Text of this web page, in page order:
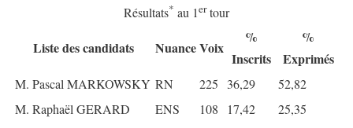
Résultats* au 1ertour
Liste des candidats NuanceVoix
%
Inscrits
%
Exprimés
M. Pascal MARKOWSKY RN 225 36,29
52,82
M. Raphaël GERARD
ENS 108 17,42
25,35